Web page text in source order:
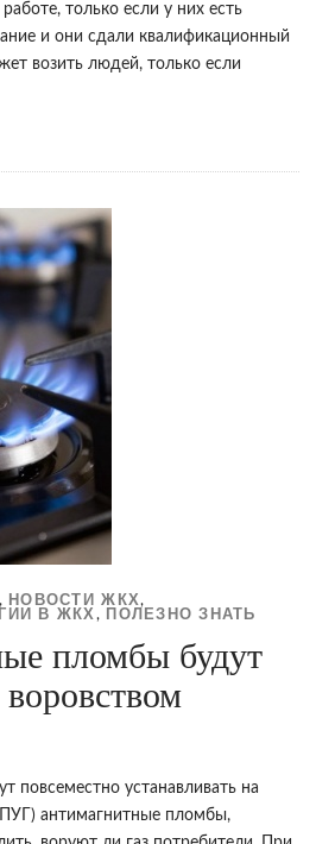
только если у них есть
и они сдали квалификационный
возить людей, только если
, НОВОСТИ ЖКХ,
В ЖКХ, ПОЛЕЗНО ЗНАТЬ
пломбы будут
повсеместно устанавливать на
антимагнитные пломбы,